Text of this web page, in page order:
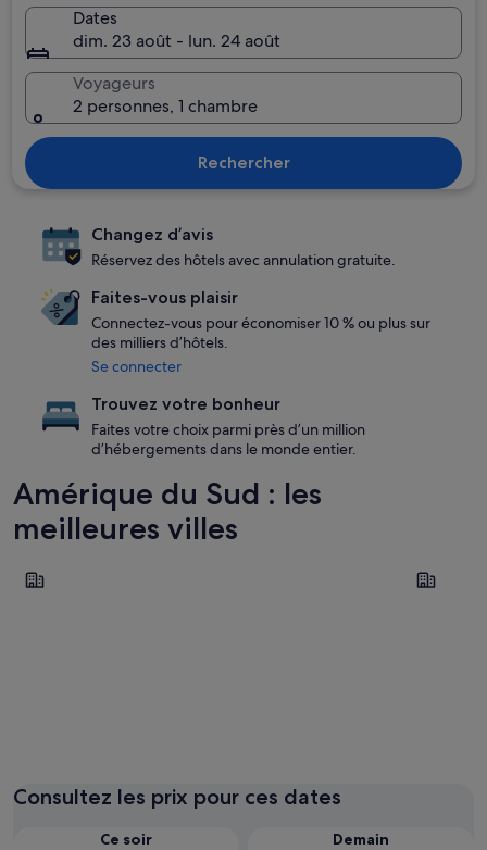
Dates
dim. 23 août - lun. 24 août
Voyageurs
2 personnes, 1 chambre
Rechercher
Changez d’avis
Réservez des hôtels avec annulation gratuite.
Faites-vous plaisir
Connectez-vous pour économiser 10 % ou plus sur
des milliers d’hôtels.
Se connecter
Trouvez votre bonheur
Faites votre choix parmi près d’un million
d’hébergements dans le monde entier.
Amérique du Sud : les
meilleures villes
Rio de Janeiro
Rio de Janeiro Bogotá
Consultez les prix pour ces dates
Ce soir
Demain